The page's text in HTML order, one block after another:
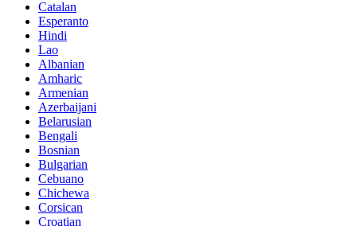
Catalan
Esperanto
Hindi
Lao
Albanian
Amharic
Armenian
Azerbaijani
Belarusian
Bengali
Bosnian
Bulgarian
Cebuano
Chichewa
Corsican
Croatian